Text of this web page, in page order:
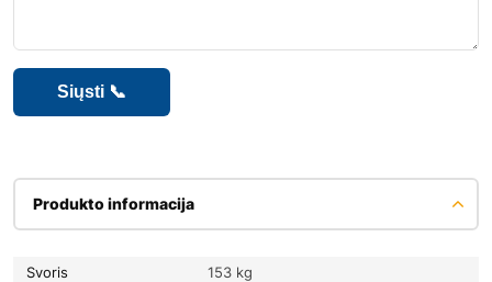
Produkto informacija
Svoris
153 kg